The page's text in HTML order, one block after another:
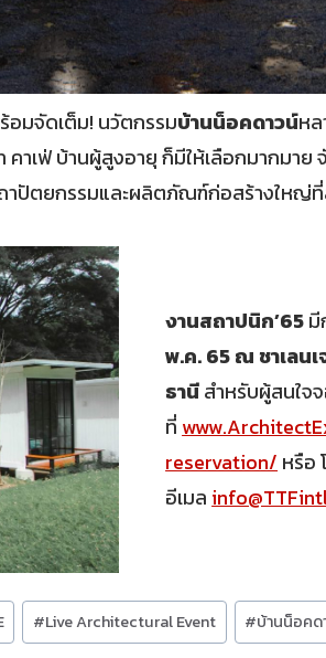
อมจัดเต็ม! นวัตกรรมบ้านน็อคดาวน์ห
าเฟ่ บ้านผู้สูงอายุ ก็มีให้เลือกมากมา
าปัตยกรรมและผลิตภัณฑ์ก่อสร้างใหญ่
งานสถาปนิก’65มี
พ.ค. 65 ณ ชาเลน
ธานีสำหรับผู้สนใจ
ที่
reservation/ หรือ
อีเมล
#Live Architectural Event #บ้านน็อคด